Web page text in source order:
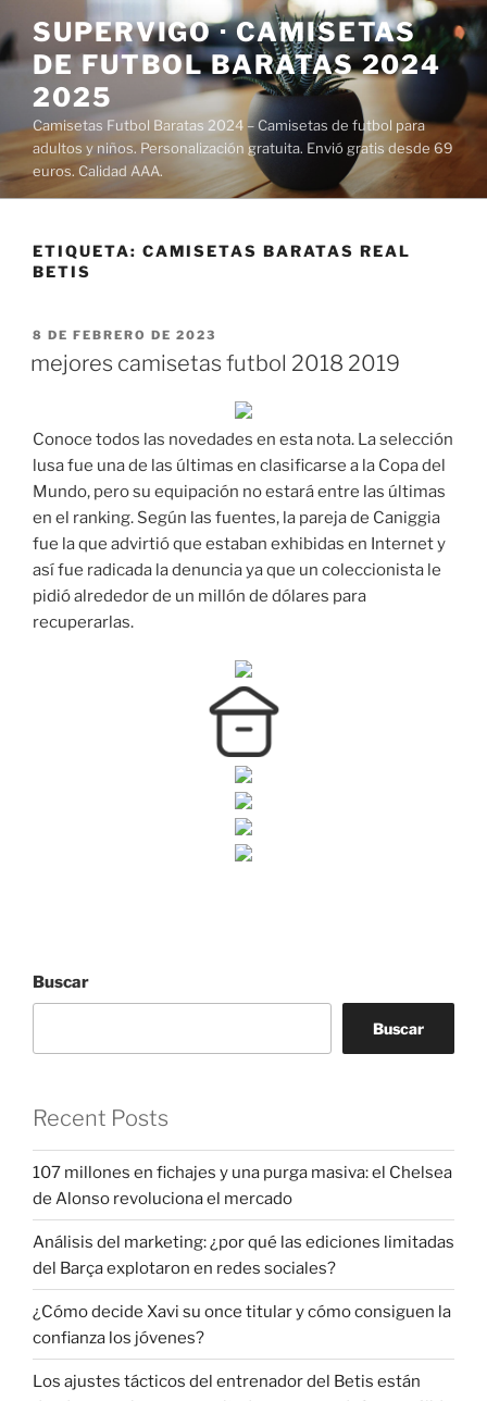
al
contenido
SUPERVIGO · CAMISETAS
DE FUTBOL BARATAS 2024
2025
Camisetas Futbol Baratas 2024 – Camisetas de futbol para
adultos y niños. Personalización gratuita. Envió gratis desde 69
euros. Calidad AAA.
ETIQUETA: CAMISETAS BARATAS REAL
BETIS
PUBLICADO
8 DE FEBRERO DE 2023
mejores camisetas futbol 2018 2019
Conoce todos las novedades en esta nota. La selección
lusa fue una de las últimas en clasificarse a la Copa del
Mundo, pero su equipación no estará entre las últimas
en el ranking. Según las fuentes, la pareja de Caniggia
fue la que advirtió que estaban exhibidas en Internet y
así fue radicada la denuncia ya que un coleccionista le
pidió alrededor de un millón de dólares para
recuperarlas.
Buscar
Buscar
Recent Posts
107 millones en fichajes y una purga masiva: el Chelsea
de Alonso revoluciona el mercado
Análisis del marketing: ¿por qué las ediciones limitadas
del Barça explotaron en redes sociales?
¿Cómo decide Xavi su once titular y cómo consiguen la
confianza los jóvenes?
Los ajustes tácticos del entrenador del Betis están